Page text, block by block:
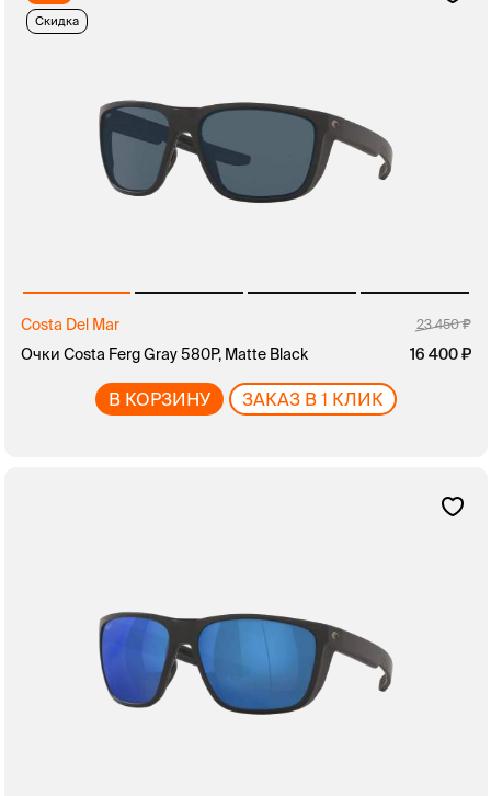
Скидка
Costa Del Mar 23 450
Очки Costa Ferg Gray 580P, Matte Black 16 400
В КОРЗИНУ ЗАКАЗ В 1 КЛИК